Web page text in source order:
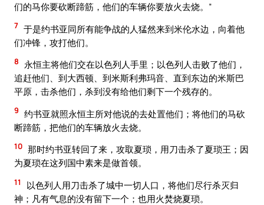
们的马你要砍断蹄筋，他们的车辆你要放火去烧。”
7 于是约书亚同所有能争战的人猛然来到米伦水边，向着他
们冲锋，攻打他们。
8
永恒主将他们交在以色列人手里；以色列人击败了他们，
追赶他们、到大西顿、到米斯利弗玛音、直到东边的米斯巴
平原，击杀他们，杀到没有给他们剩下一个残存的。
9 约书亚就照永恒主所对他说的去处置他们；将他们的马砍
断蹄筋，把他们的车辆放火去烧。
10 那时约书亚转回了来，攻取夏琐，用刀击杀了夏琐王；因
为夏琐在这列国中素来是做首领。
11
以色列人用刀击杀了城中一切人口，将他们尽行杀灭归
神；凡有气息的没有留下一个；也用火焚烧夏琐。